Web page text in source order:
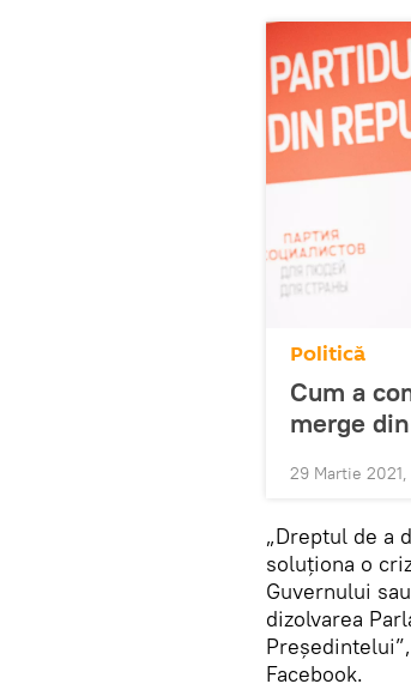
Politică
Cum a
merge
29 Martie 2021,
„Dreptul de a
soluționa o
Guvernului
dizolvarea
Președintelui”,
Facebook.